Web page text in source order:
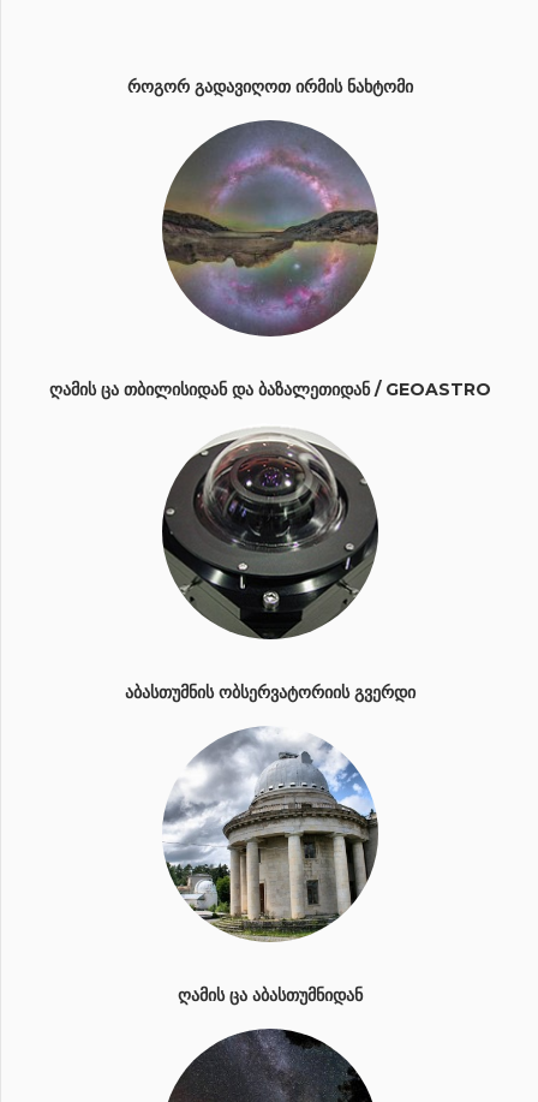
ᲠᲝᲒᲝᲠ ᲒᲐᲓᲐᲕᲘᲦᲝᲗ ᲘᲠᲛᲘᲡ ᲜᲐᲮᲢᲝᲛᲘ
ᲦᲐᲛᲘᲡ ᲪᲐ ᲗᲑᲘᲚᲘᲡᲘᲓᲐᲜ ᲓᲐ ᲑᲐᲖᲐᲚᲔᲗᲘᲓᲐᲜ / GEOASTRO
ᲐᲑᲐᲡᲗᲣᲛᲜᲘᲡ ᲝᲑᲡᲔᲠᲕᲐᲢᲝᲠᲘᲘᲡ ᲒᲕᲔᲠᲓᲘ
ᲦᲐᲛᲘᲡ ᲪᲐ ᲐᲑᲐᲡᲗᲣᲛᲜᲘᲓᲐᲜ